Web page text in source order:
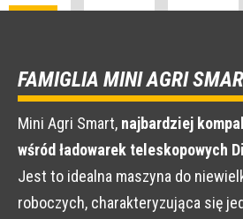
FAMIGLIA MINI AGRI
Mini Agri Smart, najbardziej
wśród ładowarek teleskopowych
Jest to idealna maszyna do
roboczych, charakteryzująca się